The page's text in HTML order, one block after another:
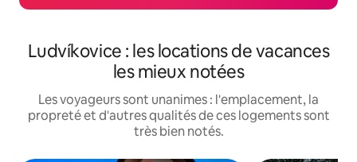
Ludvíkovice : les locations de vacances
les mieux notées
Les voyageurs sont unanimes : l'emplacement, la
propreté et d'autres qualités de ces logements sont
très bien notés.